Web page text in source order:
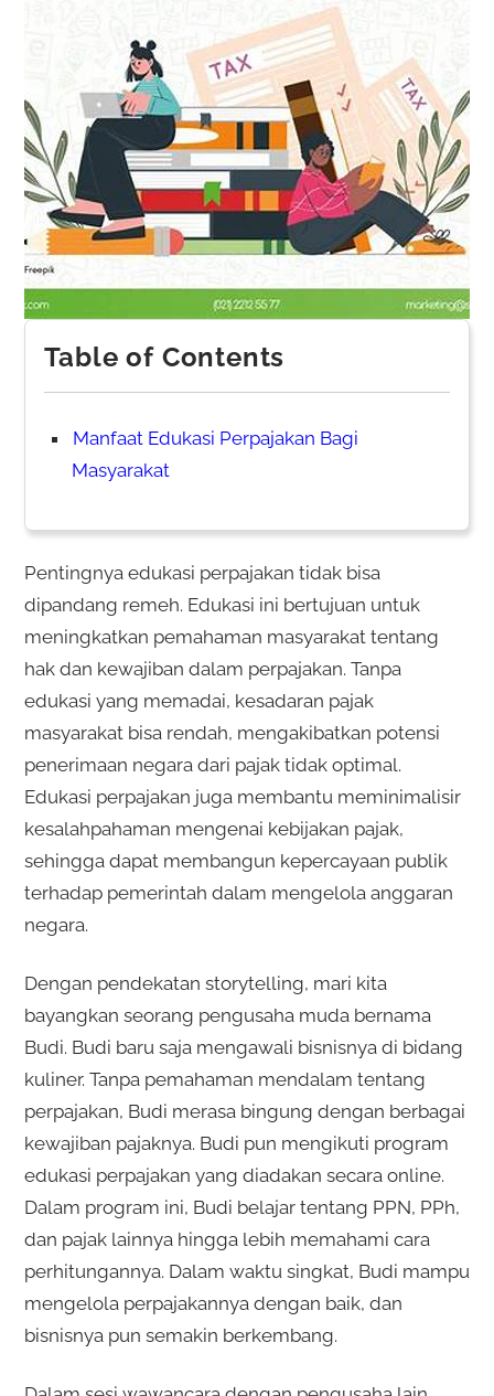
Table of Contents
Manfaat Edukasi Perpajakan Bagi
Masyarakat
Pentingnya edukasi perpajakan tidak bisa
dipandang remeh. Edukasi ini bertujuan untuk
meningkatkan pemahaman masyarakat tentang
hak dan kewajiban dalam perpajakan. Tanpa
edukasi yang memadai, kesadaran pajak
masyarakat bisa rendah, mengakibatkan potensi
penerimaan negara dari pajak tidak optimal.
Edukasi perpajakan juga membantu meminimalisir
kesalahpahaman mengenai kebijakan pajak,
sehingga dapat membangun kepercayaan publik
terhadap pemerintah dalam mengelola anggaran
negara.
Dengan pendekatan storytelling, mari kita
bayangkan seorang pengusaha muda bernama
Budi. Budi baru saja mengawali bisnisnya di bidang
kuliner. Tanpa pemahaman mendalam tentang
perpajakan, Budi merasa bingung dengan berbagai
kewajiban pajaknya. Budi pun mengikuti program
edukasi perpajakan yang diadakan secara online.
Dalam program ini, Budi belajar tentang PPN, PPh,
dan pajak lainnya hingga lebih memahami cara
perhitungannya. Dalam waktu singkat, Budi mampu
mengelola perpajakannya dengan baik, dan
bisnisnya pun semakin berkembang.